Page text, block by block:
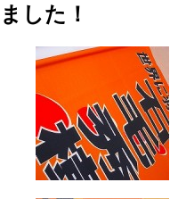
ました！